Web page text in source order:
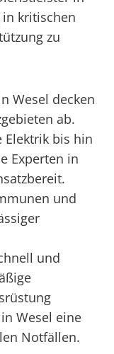
kritischen
zu
Wesel decken
ab.
Elektrik bis hin
Experten in
und
und
Wesel eine
Notfällen.